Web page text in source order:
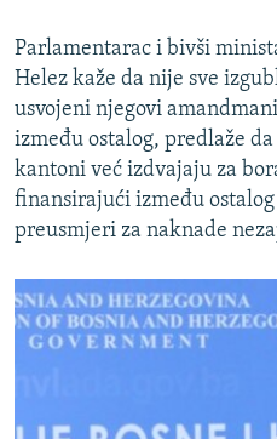
Parlamentarac i bivši
Helez kaže da nije sve
usvojeni njegovi
između ostalog, predlaže
kantoni već izdvajaju za
finansirajući između
preusmjeri za naknade